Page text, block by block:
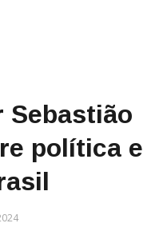
Sebastião
política e